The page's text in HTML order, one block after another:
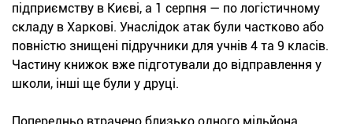
підприємству в Києві, а 1 серпня — по логістичному
складу в Харкові. Унаслідок атак були частково або
повністю знищені підручники для учнів 4 та 9 класів.
Частину книжок вже підготували до відправлення у
школи, інші ще були у друці.